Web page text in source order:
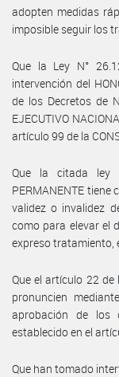
adopten medidas
imposible seguir los
Que la Ley N°
intervención del
de los Decretos de
EJECUTIVO
artículo 99 de la
Que la citada ley
PERMANENTE
validez o invalidez
como para elevar el
expreso tratamiento,
Que el artículo 22 de
pronuncien
aprobación de los
establecido en el
Que han tomado